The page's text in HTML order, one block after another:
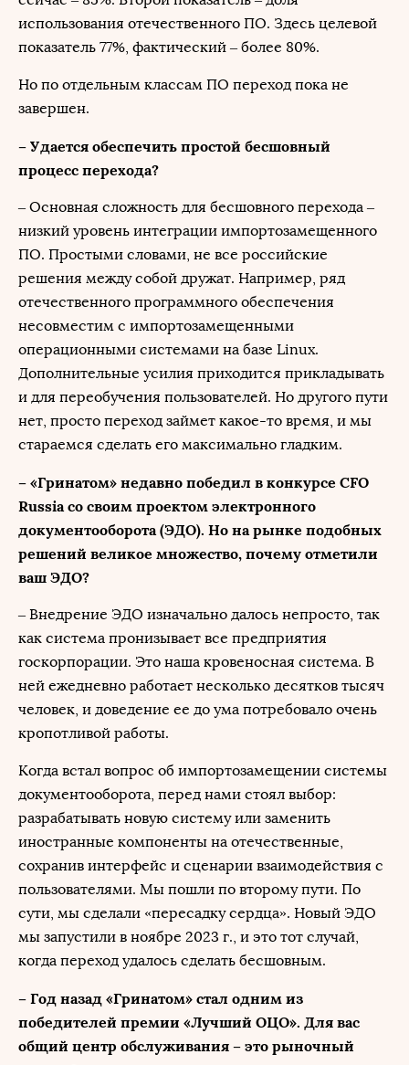
использования отечественного ПО. Здесь целевой
показатель 77%, фактический – более 80%.
Но по отдельным классам ПО переход пока не
завершен.
– Удается обеспечить простой бесшовный
процесс перехода?
– Основная сложность для бесшовного перехода –
низкий уровень интеграции импортозамещенного
ПО. Простыми словами, не все российские
решения между собой дружат. Например, ряд
отечественного программного обеспечения
несовместим с импортозамещенными
операционными системами на базе Linux.
Дополнительные усилия приходится прикладывать
и для переобучения пользователей. Но другого пути
нет, просто переход займет какое-то время, и мы
стараемся сделать его максимально гладким.
– «Гринатом» недавно победил в конкурсе CFO
Russia со своим проектом электронного
документооборота (ЭДО). Но на рынке подобных
решений великое множество, почему отметили
ваш ЭДО?
– Внедрение ЭДО изначально далось непросто, так
как система пронизывает все предприятия
госкорпорации. Это наша кровеносная система. В
ней ежедневно работает несколько десятков тысяч
человек, и доведение ее до ума потребовало очень
кропотливой работы.
Когда встал вопрос об импортозамещении системы
документооборота, перед нами стоял выбор:
разрабатывать новую систему или заменить
иностранные компоненты на отечественные,
сохранив интерфейс и сценарии взаимодействия с
пользователями. Мы пошли по второму пути. По
сути, мы сделали «пересадку сердца». Новый ЭДО
мы запустили в ноябре 2023 г., и это тот случай,
когда переход удалось сделать бесшовным.
– Год назад «Гринатом» стал одним из
победителей премии «Лучший ОЦО». Для вас
общий центр обслуживания – это рыночный